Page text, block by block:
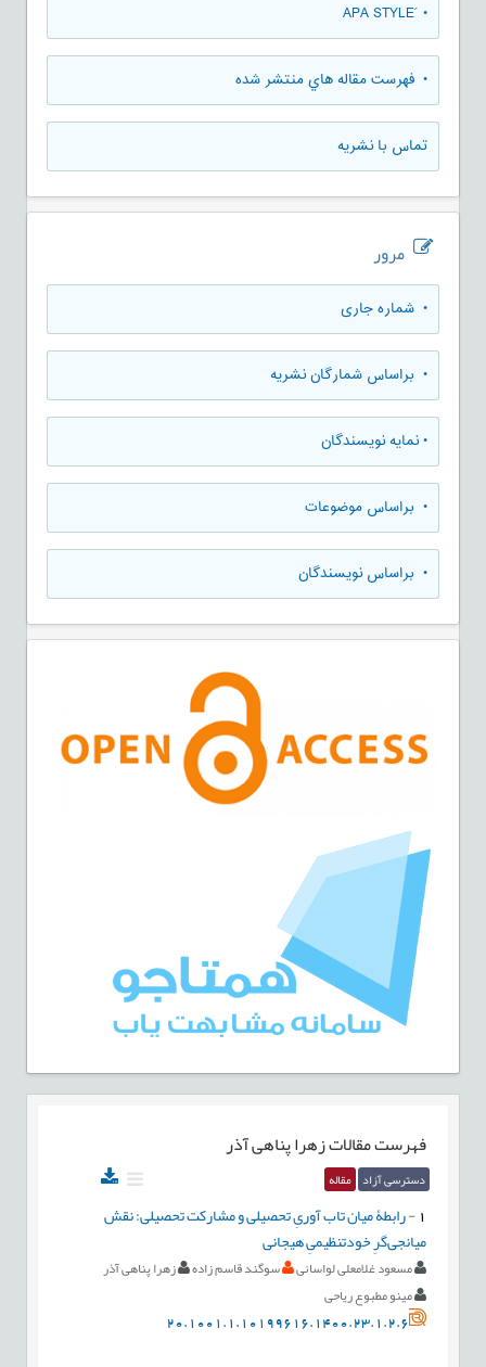
• َAPA STYLE
• فهرست مقاله هاي منتشر شده
تماس با نشریه
مرور
• شماره جاری
• براساس شمارگان نشریه
•نمایه نویسندگان
• براساس موضوعات
• براساس نویسندگان
فهرست مقالاتزهرا پناهی آذر
دسترسی آزاد مقاله
-رابطۀ میان تاب‌ آوریِ تحصیلی و مشارکت تحصیلی: نقش
میانجی‌گرِ خودتنظیمیِ هیجانی
مسعود غلامعلی لواسانی سوگند قاسم زاده
زهرا پناهی آذر
مینو مطبوع ریاحی
20.1001.1.10199616.1400.23.1.2.6